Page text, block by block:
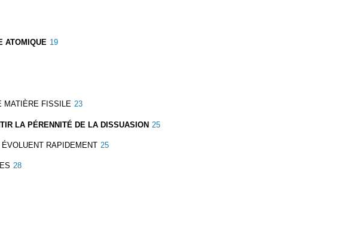
ATOMIQUE 19
MATIÈRE FISSILE 23
LA PÉRENNITÉ DE LA DISSUASION 25
RAPIDEMENT 25
28